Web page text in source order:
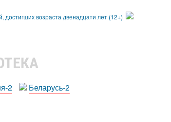
2
Беларусь-2